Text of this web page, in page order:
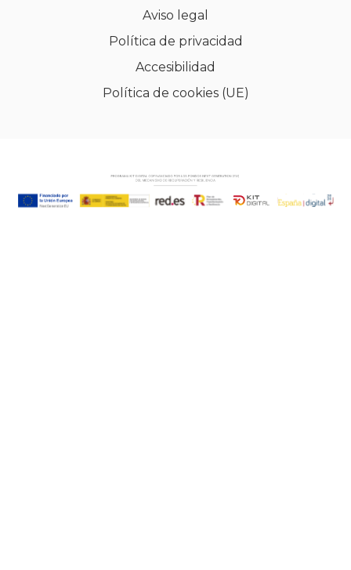
Aviso legal
Política de privacidad
Accesibilidad
Política de cookies (UE)